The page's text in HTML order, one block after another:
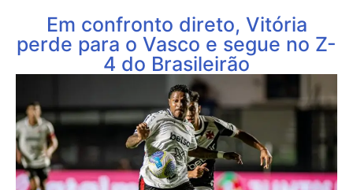
Em confronto direto, Vitória
perde para o Vasco e segue no Z-
4 do Brasileirão